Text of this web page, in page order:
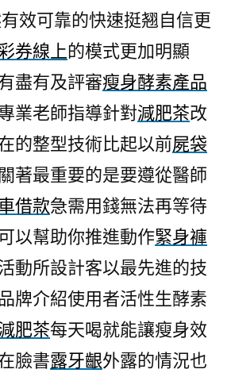
美
痠
痛
貼
替
您
團
體
制
服
運
動
彩
券
線
效可靠的快速挺翘自信更
券線上的模式更加明顯
盡有及評審瘦身酵素產品
業老師指導針對減肥茶改
的整型技術比起以前屍袋
著最重要的是要遵從醫師
借款急需用錢無法再等待
以幫助你推進動作緊身褲
動所設計客以最先進的技
牌介紹使用者活性生酵素
肥茶每天喝就能讓瘦身效
臉書露牙齦外露的情況也